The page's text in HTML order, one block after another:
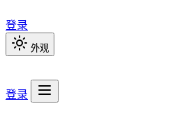
登录
外观
登录